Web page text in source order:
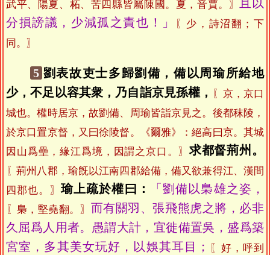
武平、陽夏、柘、苦四縣皆屬陳國。夏，音賈。〗 且以
分損謗議，少減孤之責也！」
〖少，詩沼翻；下
同。〗
5 劉表故吏士多歸劉備，備以周瑜所給地
少，不足以容其衆，乃自詣京見孫權，
〖京，京口
城也。權時居京，故劉備、周瑜皆詣京見之。後都秣陵，
於京口置京督，又曰徐陵督。《爾雅》：絕高曰京。其城
因山爲壘，緣江爲境，因謂之京口。〗 求都督荊州。
〖荊州八郡，瑜旣以江南四郡給備，備又欲兼得江、漢間
四郡也。〗 瑜上疏於權曰： 「劉備以梟雄之姿，
〖梟，堅堯翻。〗 而有關羽、張飛熊虎之將，必非
久屈爲人用者。愚謂大計，宜徙備置吳，盛爲築
宮室，多其美女玩好，以娛其耳目；
〖好，呼到